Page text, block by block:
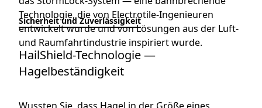
Technologie, die von Electrotile-Ingenieuren
entwickelt wurde und von Lösungen aus der Luft-
und Raumfahrtindustrie inspiriert wurde.
Sicherheit und Zuverlässigkeit
HailShield-Technologie —
Hagelbeständigkeit